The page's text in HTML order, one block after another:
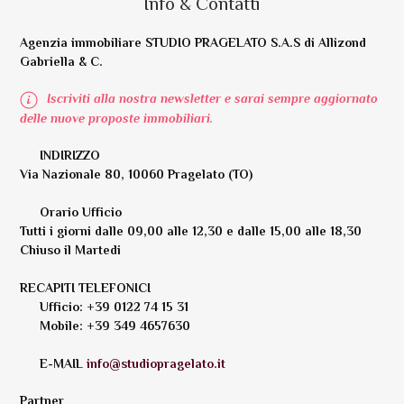
Agenzia immobiliare STUDIO PRAGELATO S.A.S di Allizond
Gabriella & C.
Iscriviti alla nostra newsletter e sarai sempre aggiornato
delle nuove proposte immobiliari.
INDIRIZZO
Via Nazionale 80, 10060 Pragelato (TO)
Orario Ufficio
Tutti i giorni dalle 09,00 alle 12,30 e dalle 15,00 alle 18,30
Chiuso il Martedi
RECAPITI TELEFONICI
Ufficio: +39 0122 74 15 31
Mobile: +39 349 4657630
E-MAIL info@studiopragelato.it
Partner